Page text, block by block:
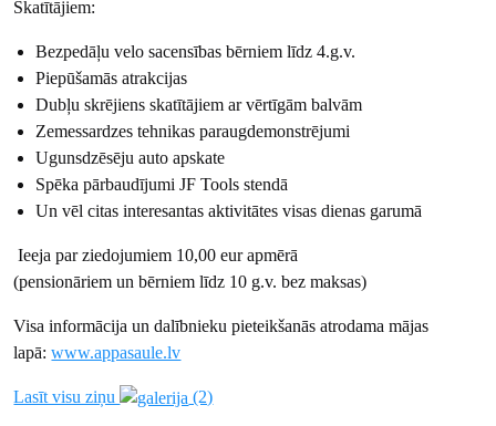
Skatītājiem:
Bezpedāļu velo sacensības bērniem līdz 4.g.v.
Piepūšamās atrakcijas
Dubļu skrējiens skatītājiem ar vērtīgām balvām
Zemessardzes tehnikas paraugdemonstrējumi
Ugunsdzēsēju auto apskate
Spēka pārbaudījumi JF Tools stendā
Un vēl citas interesantas aktivitātes visas dienas garumā
Ieeja par ziedojumiem 10,00 eur apmērā
(pensionāriem un bērniem līdz 10 g.v. bez maksas)
Visa informācija un dalībnieku pieteikšanās atrodama mājas
lapā:www.appasaule.lv
Lasīt visu ziņu (2)